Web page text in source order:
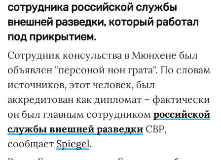
сотрудника российской службы
внешней разведки, который работал
под прикрытием.
Сотрудник консульства в Мюнхене был
объявлен "персоной нон грата". По словам
источников, этот человек, был
аккредитован как дипломат – фактически
он был главным сотрудником российской
службы внешней разведки СВР,
сообщает Spiegel.